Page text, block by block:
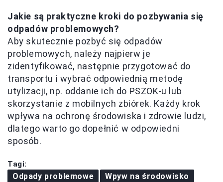
Jakie są praktyczne kroki do pozbywania się
odpadów problemowych?
Aby skutecznie pozbyć się odpadów
problemowych, należy najpierw je
zidentyfikować, następnie przygotować do
transportu i wybrać odpowiednią metodę
utylizacji, np. oddanie ich do PSZOK-u lub
skorzystanie z mobilnych zbiórek. Każdy krok
wpływa na ochronę środowiska i zdrowie ludzi,
dlatego warto go dopełnić w odpowiedni
sposób.
Tagi:
Odpady problemowe
Wpyw na środowisko